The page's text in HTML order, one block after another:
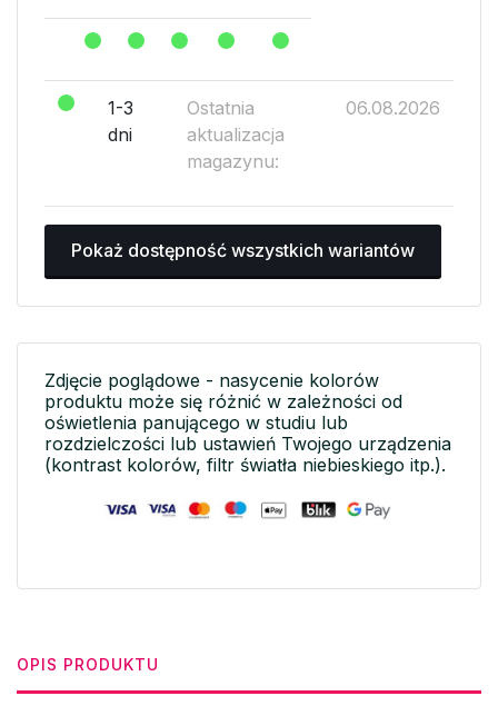
1-3
dni
Ostatnia
aktualizacja
magazynu:
06.08.2026
Pokaż dostępność wszystkich wariantów
Zdjęcie poglądowe - nasycenie kolorów
produktu może się różnić w zależności od
oświetlenia panującego w studiu lub
rozdzielczości lub ustawień Twojego urządzenia
(kontrast kolorów, filtr światła niebieskiego itp.).
OPIS PRODUKTU